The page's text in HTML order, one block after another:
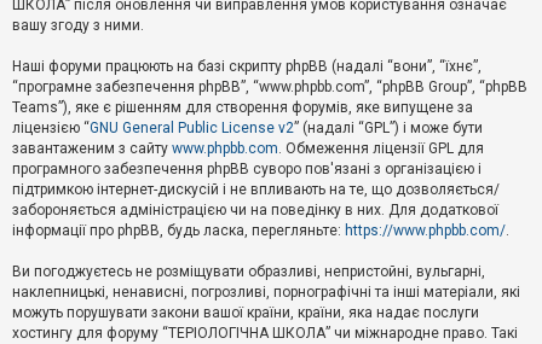
і
д
й
А
к
т
и
в
н
і
м
и
ШКОЛА” після оновлення чи виправлення умов користування означає
вашу згоду з ними.
Наші форуми працюють на базі скрипту phpBB (надалі “вони”, “їхнє”,
“програмне забезпечення phpBB”, “www.phpbb.com”, “phpBB Group”, “phpBB
Teams”), яке є рішенням для створення форумів, яке випущене за
ліцензією “GNU General Public License v2” (надалі “GPL”) і може бути
завантаженим з сайту www.phpbb.com. Обмеження ліцензії GPL для
програмного забезпечення phpBB суворо пов'язані з організацією і
підтримкою інтернет-дискусій і не впливають на те, що дозволяється/
забороняється адміністрацією чи на поведінку в них. Для додаткової
інформації про phpBB, будь ласка, перегляньте: https://www.phpbb.com/.
Ви погоджуєтесь не розміщувати образливі, непристойні, вульгарні,
наклепницькі, ненависні, погрозливі, порнографічні та інші матеріали, які
можуть порушувати закони вашої країни, країни, яка надає послуги
хостингу для форуму “ТЕРІОЛОГІЧНА ШКОЛА” чи міжнародне право. Такі